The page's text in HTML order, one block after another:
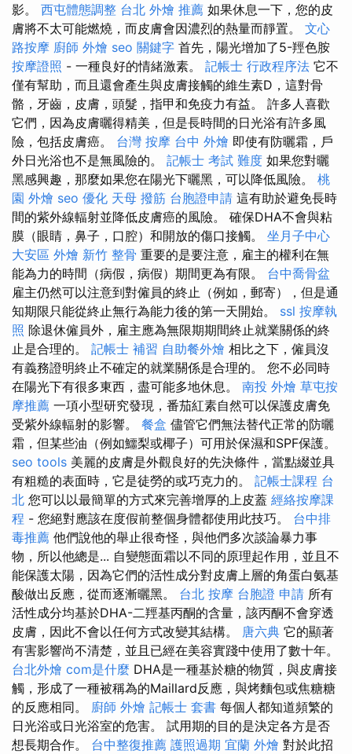
影。 西屯體態調整 台北 外燴 推薦 如果休息一下，您的皮
膚將不太可能燃燒，而皮膚會因濃烈的熱量而靜置。 文心
路按摩 廚師 外燴 seo 關鍵字 首先，陽光增加了5-羥色胺
按摩證照 - 一種良好的情緒激素。 記帳士 行政程序法 它不
僅有幫助，而且還會產生與皮膚接觸的維生素D，這對骨
骼，牙齒，皮膚，頭髮，指甲和免疫力有益。 許多人喜歡
它們，因為皮膚曬得精美，但是長時間的日光浴有許多風
險，包括皮膚癌。 台灣 按摩 台中 外燴 即使有防曬霜，戶
外日光浴也不是無風險的。 記帳士 考試 難度 如果您對曬
黑感興趣，那麼如果您在陽光下曬黑，可以降低風險。 桃
園 外燴 seo 優化 天母 撥筋 台胞證申請 這有助於避免長時
間的紫外線輻射並降低皮膚癌的風險。 確保DHA不會與粘
膜（眼睛，鼻子，口腔）和開放的傷口接觸。 坐月子中心
大安區 外燴 新竹 整骨 重要的是要注意，雇主的權利在無
能為力的時間（病假，病假）期間更為有限。 台中喬骨盆
雇主仍然可以注意到對僱員的終止（例如，郵寄），但是通
知期限只能從終止無行為能力後的第一天開始。 ssl 按摩執
照 除退休僱員外，雇主應為無限期期間終止就業關係的終
止是合理的。 記帳士 補習 自助餐外燴 相比之下，僱員沒
有義務證明終止不確定的就業關係是合理的。 您不必同時
在陽光下有很多東西，盡可能多地休息。 南投 外燴 草屯按
摩推薦 一項小型研究發現，番茄紅素自然可以保護皮膚免
受紫外線輻射的影響。 餐盒 儘管它們無法替代正常的防曬
霜，但某些油（例如鱷梨或椰子）可用於保濕和SPF保護。
seo tools 美麗的皮膚是外觀良好的先決條件，當點綴並具
有粗糙的表面時，它是徒勞的或巧克力的。 記帳士課程 台
北 您可以以最簡單的方式來完善增厚的上皮蓋 經絡按摩課
程 - 您絕對應該在度假前整個身體都使用此技巧。 台中排
毒推薦 他們說他的舉止很奇怪，與他們多次談論暴力事
物，所以他總是... 自變態面霜以不同的原理起作用，並且不
能保護太陽，因為它們的活性成分對皮膚上層的角蛋白氨基
酸做出反應，從而逐漸曬黑。 台北 按摩 台胞證 申請 所有
活性成分均基於DHA-二羥基丙酮的含量，該丙酮不會穿透
皮膚，因此不會以任何方式改變其結構。 唐六典 它的顯著
有害影響尚不清楚，並且已經在美容實踐中使用了數十年。
台北外燴 com是什麼 DHA是一種基於糖的物質，與皮膚接
觸，形成了一種被稱為的Maillard反應，與烤麵包或焦糖糖
的反應相同。 廚師 外燴 記帳士 套書 每個人都知道頻繁的
日光浴或日光浴室的危害。 試用期的目的是決定各方是否
想長期合作。 台中整復推薦 護照過期 宜蘭 外燴 對於此招